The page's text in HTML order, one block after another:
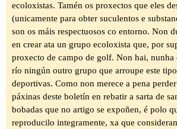
ecoloxistas. Tamén os proxectos que eles
(unicamente para obter suculentos e
son os máis respectuosos co entorno. Non
en crear ata un grupo ecoloxista que, por
proxecto de campo de golf. Non hai, nunha
río ningún outro grupo que arroupe este
deportivas. Como non merece a pena
páxinas deste boletín en rebatir a sarta de
bobadas que no artigo se expoñen, é polo
reproducilo integramente, xa que